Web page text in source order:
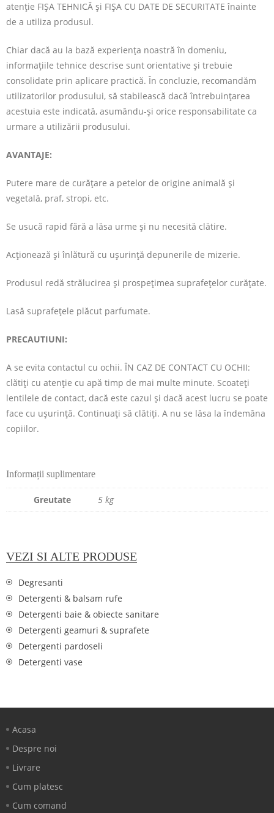
atenţie FIȘA TEHNICĂ şi FIȘA CU DATE DE SECURITATE înainte
de a utiliza produsul.
Chiar dacă au la bază experiența noastră în domeniu,
informațiile tehnice descrise sunt orientative şi trebuie
consolidate prin aplicare practică. În concluzie, recomandăm
utilizatorilor produsului, să stabilească dacă întrebuințarea
acestuia este indicată, asumându-și orice responsabilitate ca
urmare a utilizării produsului.
AVANTAJE:
Putere mare de curățare a petelor de origine animală și
vegetală, praf, stropi, etc.
Se usucă rapid fără a lăsa urme şi nu necesită clătire.
Acționează și înlătură cu ușurință depunerile de mizerie.
Produsul redă strălucirea și prospețimea suprafețelor curățate.
Lasă suprafeţele plăcut parfumate.
PRECAUTIUNI:
A se evita contactul cu ochii. ÎN CAZ DE CONTACT CU OCHII:
clătiţi cu atenţie cu apă timp de mai multe minute. Scoateţi
lentilele de contact, dacă este cazul şi dacă acest lucru se poate
face cu uşurinţă. Continuaţi să clătiţi. A nu se lăsa la îndemâna
copiilor.
Informații suplimentare
Greutate 5 kg
VEZI SI ALTE PRODUSE
Degresanti
Detergenti & balsam rufe
Detergenti baie & obiecte sanitare
Detergenti geamuri & suprafete
Detergenti pardoseli
Detergenti vase
Acasa
Despre noi
Livrare
Cum platesc
Cum comand